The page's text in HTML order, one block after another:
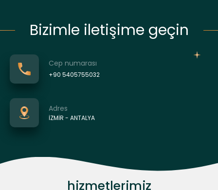
Bizimle iletişime geçin
Cep numarası
+90 5405755032
Adres
İZMİR - ANTALYA
hizmetlerimiz